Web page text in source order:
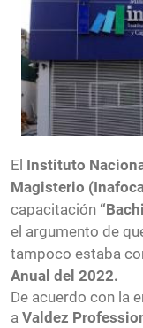
El Instituto
Magisterio
capacitación
el argumento de
tampoco estaba
Anual del 2022.
De acuerdo con la
a Valdez